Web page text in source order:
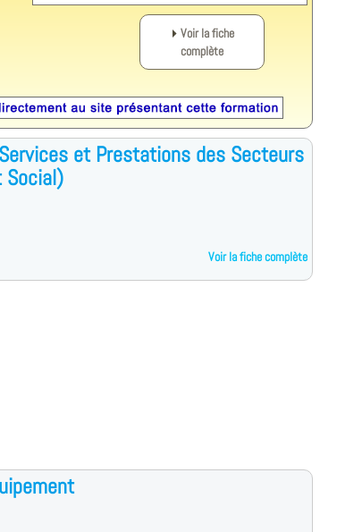
Voir la fiche
complète
et Prestations des Secteurs
Social)
Voir la fiche complète